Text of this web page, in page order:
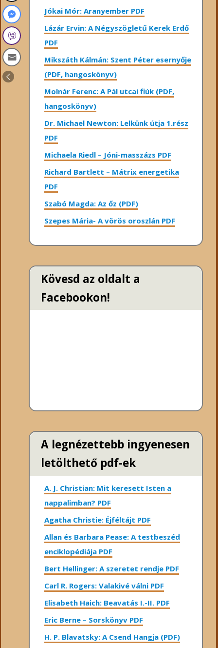
Jókai Mór: Aranyember PDF
Lázár Ervin: A Négyszögletű Kerek Erdő
PDF
Mikszáth Kálmán: Szent Péter esernyője
(PDF, hangoskönyv)
Molnár Ferenc: A Pál utcai fiúk (PDF,
hangoskönyv)
Dr. Michael Newton: Lelkünk útja 1.rész
PDF
Michaela Riedl – Jóni-masszázs PDF
Richard Bartlett – Mátrix energetika
PDF
Szabó Magda: Az őz (PDF)
Szepes Mária- A vörös oroszlán PDF
Kövesd az oldalt a
Facebookon!
A legnézettebb ingyenesen
letölthető pdf-ek
A. J. Christian: Mit keresett Isten a
nappalimban? PDF
Agatha Christie: Éjféltájt PDF
Allan és Barbara Pease: A testbeszéd
enciklopédiája PDF
Bert Hellinger: A ​szeretet rendje PDF
Carl R. Rogers: Valakivé válni PDF
Elisabeth Haich: Beavatás I.-II. PDF
Eric Berne – Sorskönyv PDF
H. P. Blavatsky: A Csend Hangja (PDF)